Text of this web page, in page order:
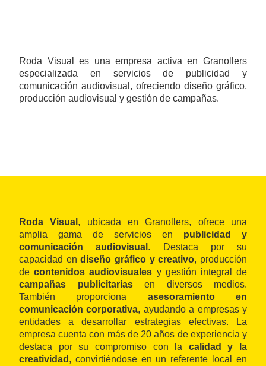
Roda Visual es una empresa activa en Granollers
especializada en servicios de publicidad y
comunicación audiovisual, ofreciendo diseño gráfico,
producción audiovisual y gestión de campañas.
Roda Visual , ubicada en Granollers, ofrece una
amplia gama de servicios en publicidad y
comunicación audiovisual . Destaca por su
capacidad endiseño gráfico y creativo, producción
decontenidos audiovisuales y gestión integral de
campañas publicitariasen diversos medios.
También proporciona asesoramiento en
comunicación corporativa, ayudando a empresas y
entidades a desarrollar estrategias efectivas. La
empresa cuenta con más de 20 años de experiencia y
destaca por su compromiso con la calidad y la
creatividad , convirtiéndose en un referente local en